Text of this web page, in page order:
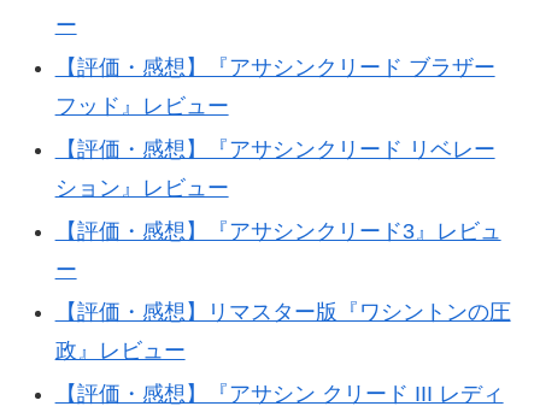
ー
【評価・感想】『アサシンクリード ブラザー
フッド』レビュー
【評価・感想】『アサシンクリード リベレー
ション』レビュー
【評価・感想】『アサシンクリード3』レビュ
ー
【評価・感想】リマスター版『ワシントンの圧
政』レビュー
【評価・感想】『アサシン クリード III レディ